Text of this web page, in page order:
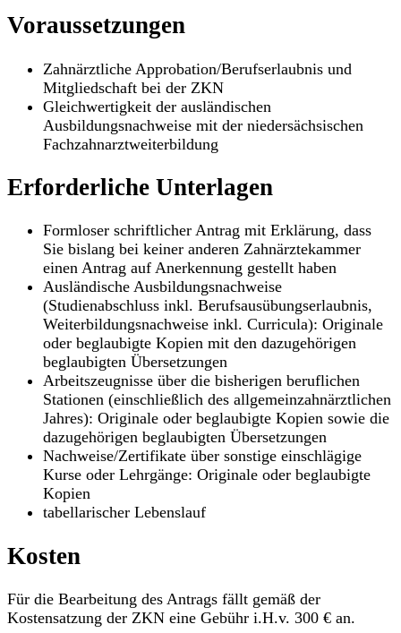
Voraussetzungen
Zahnärztliche Approbation/Berufserlaubnis und
Mitgliedschaft bei der ZKN
Gleichwertigkeit der ausländischen
Ausbildungsnachweise mit der niedersächsischen
Fachzahnarztweiterbildung
Erforderliche Unterlagen
Formloser schriftlicher Antrag mit Erklärung, dass
Sie bislang bei keiner anderen Zahnärztekammer
einen Antrag auf Anerkennung gestellt haben
Ausländische Ausbildungsnachweise
(Studienabschluss inkl. Berufsausübungserlaubnis,
Weiterbildungsnachweise inkl. Curricula): Originale
oder beglaubigte Kopien mit den dazugehörigen
beglaubigten Übersetzungen
Arbeitszeugnisse über die bisherigen beruflichen
Stationen (einschließlich des allgemeinzahnärztlichen
Jahres): Originale oder beglaubigte Kopien sowie die
dazugehörigen beglaubigten Übersetzungen
Nachweise/Zertifikate über sonstige einschlägige
Kurse oder Lehrgänge: Originale oder beglaubigte
Kopien
tabellarischer Lebenslauf
Kosten
Für die Bearbeitung des Antrags fällt gemäß der
Kostensatzung der ZKN eine Gebühr i.H.v. 300 € an.